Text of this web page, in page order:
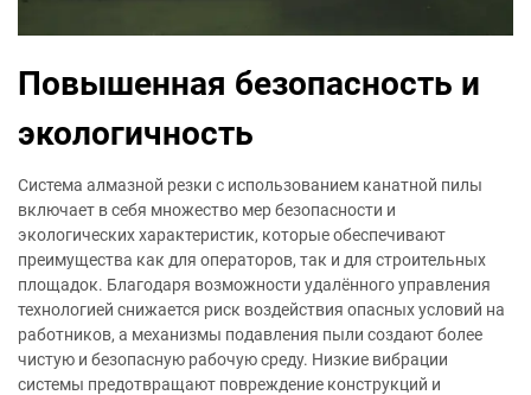
Повышенная безопасность и
экологичность
Система алмазной резки с использованием канатной пилы
включает в себя множество мер безопасности и
экологических характеристик, которые обеспечивают
преимущества как для операторов, так и для строительных
площадок. Благодаря возможности удалённого управления
технологией снижается риск воздействия опасных условий на
работников, а механизмы подавления пыли создают более
чистую и безопасную рабочую среду. Низкие вибрации
системы предотвращают повреждение конструкций и